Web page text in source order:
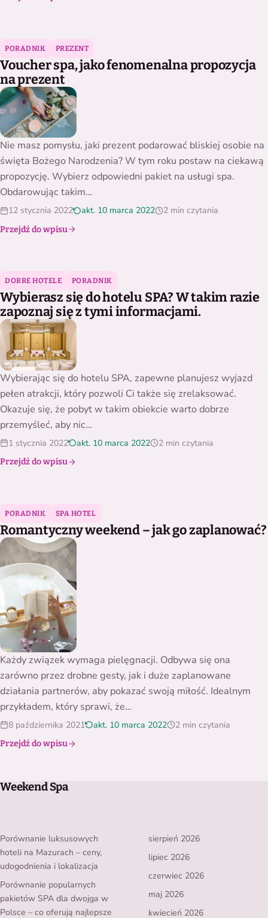
PORADNIK PREZENT
Voucher spa, jako fenomenalna propozycja
na prezent
Nie masz pomysłu, jaki prezent podarować bliskiej osobie na
święta Bożego Narodzenia? W tym roku postaw na ciekawą
propozycję. Wybierz odpowiedni pakiet na usługi spa.
Obdarowując takim…
12 stycznia 2022 akt. 10 marca 2022 2 min czytania
Przejdź do wpisu
Voucher spa, jako fenomenalna propozycja na prezent
DOBRE HOTELE PORADNIK
Wybierasz się do hotelu SPA? W takim razie
zapoznaj się z tymi informacjami.
Wybierając się do hotelu SPA, zapewne planujesz wyjazd
pełen atrakcji, który pozwoli Ci także się zrelaksować.
Okazuje się, że pobyt w takim obiekcie warto dobrze
przemyśleć, aby nic…
1 stycznia 2022 akt. 10 marca 2022 2 min czytania
Przejdź do wpisu
Wybierasz się do hotelu SPA? W takim razie zapoznaj się z
PORADNIK SPA HOTEL
Romantyczny weekend – jak go zaplanować?
Każdy związek wymaga pielęgnacji. Odbywa się ona
zarówno przez drobne gesty, jak i duże zaplanowane
działania partnerów, aby pokazać swoją miłość. Idealnym
przykładem, który sprawi, że…
8 października 2021 akt. 10 marca 2022 2 min czytania
Przejdź do wpisu
Romantyczny weekend – jak go zaplanować?
Weekend Spa
Porównanie luksusowych
hoteli na Mazurach – ceny,
udogodnienia i lokalizacja
Porównanie popularnych
pakietów SPA dla dwojga w
Polsce – co oferują najlepsze
sierpień 2026
lipiec 2026
czerwiec 2026
maj 2026
kwiecień 2026